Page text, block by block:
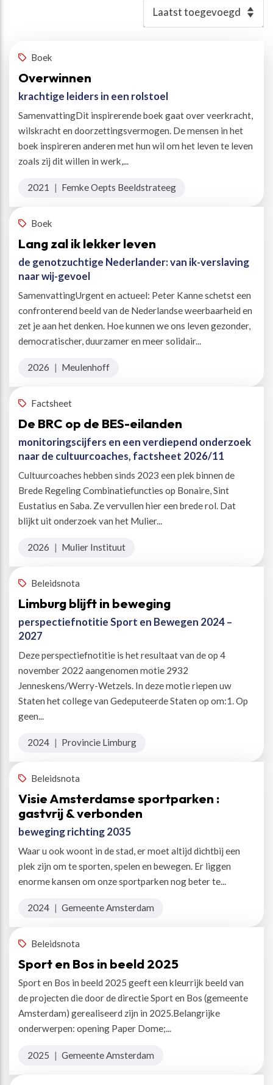
Boek
Overwinnen
krachtige leiders in een rolstoel
SamenvattingDit inspirerende boek gaat over veerkracht,
wilskracht en doorzettingsvermogen. De mensen in het
boek inspireren anderen met hun wil om het leven te leven
zoals zij dit willen in werk,...
2021 | Femke Oepts Beeldstrateeg
Boek
Lang zal ik lekker leven
de genotzuchtige Nederlander: van ik-verslaving
naar wij-gevoel
SamenvattingUrgent en actueel: Peter Kanne schetst een
confronterend beeld van de Nederlandse weerbaarheid en
zet je aan het denken. Hoe kunnen we ons leven gezonder,
democratischer, duurzamer en meer solidair...
2026 | Meulenhoff
Factsheet
De BRC op de BES-eilanden
monitoringscijfers en een verdiepend onderzoek
naar de cultuurcoaches, factsheet 2026/11
Cultuurcoaches hebben sinds 2023 een plek binnen de
Brede Regeling Combinatiefuncties op Bonaire, Sint
Eustatius en Saba. Ze vervullen hier een brede rol. Dat
blijkt uit onderzoek van het Mulier...
2026 | Mulier Instituut
Beleidsnota
Limburg blijft in beweging
perspectiefnotitie Sport en Bewegen 2024 –
2027
Deze perspectiefnotitie is het resultaat van de op 4
november 2022 aangenomen motie 2932
Jenneskens/Werry-Wetzels. In deze motie riepen uw
Staten het college van Gedeputeerde Staten op om:1. Op
geen...
2024 | Provincie Limburg
Beleidsnota
Visie Amsterdamse sportparken :
gastvrij & verbonden
beweging richting 2035
Waar u ook woont in de stad, er moet altijd dichtbij een
plek zijn om te sporten, spelen en bewegen. Er liggen
enorme kansen om onze sportparken nog beter te...
2024 | Gemeente Amsterdam
Beleidsnota
Sport en Bos in beeld 2025
Sport en Bos in beeld 2025 geeft een kleurrijk beeld van
de projecten die door de directie Sport en Bos (gemeente
Amsterdam) gerealiseerd zijn in 2025.Belangrijke
onderwerpen: opening Paper Dome;...
2025 | Gemeente Amsterdam